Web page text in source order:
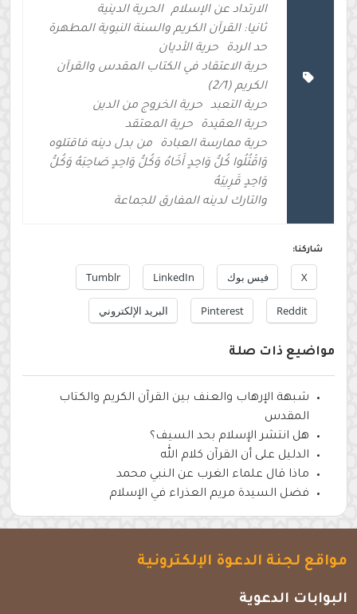
الارتداد عن الإسلام
الحرية الدينية
ثانيا: القرآن الكريم والسنة النبوية المطهرة
حد الردة
حرية الأديان
حرية الاعتقاد في الكتاب المقدس والقرآن
الكريم (2/1)
حرية التعبد
حرية الخروج من الدين
حرية العقيدة
حرية المعتقد
حرية ممارسة العبادة
من بدل دينه فاقتلوه
وَاقْتُلُوا كُلُّ وَاحِدٍ أَخَاهُ وَكُلُّ وَاحِدٍ صَاحِبَهُ وَكُلُّ
وَاحِدٍ قَرِيبَهُ
والتارك لدينه المفارق للجماعة
شاركنا:
X فيس بوك LinkedIn
Tumblr
Reddit
Pinterest البريد الإلكتروني
مواضيع ذات صلة
شبهة الإرهاب والعنف بين القرآن الكريم والكتاب
المقدس
هل انتشر الإسلام بحد السيف؟
الدليل على أن القرآن كلام الله
ماذا قال علماء الغرب عن النبي محمد
فضل السيدة مريم العذراء في الإسلام
مواقع لجنة الدعوة الإلكترونية
البوابات الدعوية